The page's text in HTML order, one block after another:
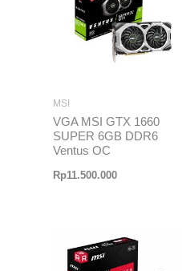
MSI
VGA MSI GTX 1660
SUPER 6GB DDR6
Ventus OC
Rp11.500.000